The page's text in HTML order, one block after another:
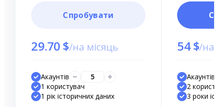
Спробувати
29.70 $/на місяць
Акаунтів
5
1 користувач
1 рік історичних даних
54 $/на
Акаунтів
2
3 роки